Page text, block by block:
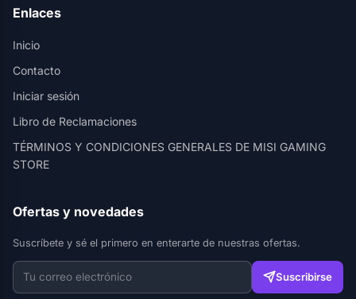
Enlaces
Inicio
Contacto
Iniciar sesión
Libro de Reclamaciones
TÉRMINOS Y CONDICIONES GENERALES DE MISI GAMING
STORE
Ofertas y novedades
Suscríbete y sé el primero en enterarte de nuestras ofertas.
Suscribirse